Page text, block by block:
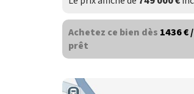
Achetez ce bien dès 1436 €
prêt